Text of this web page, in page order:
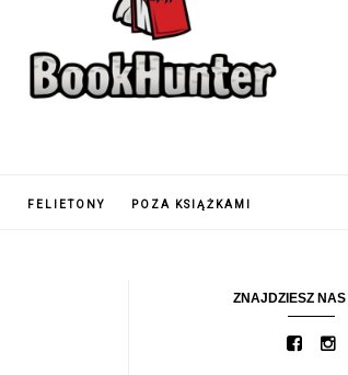
FELIETONY POZA KSIĄŻKAMI
ZNAJDZIESZ NAS